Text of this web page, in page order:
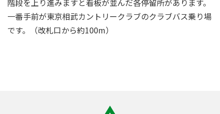
階段を上り進みますと看板が並んだ各停留所があります。
一番手前が東京相武カントリークラブのクラブバス乗り場
です。（改札口から約100m）